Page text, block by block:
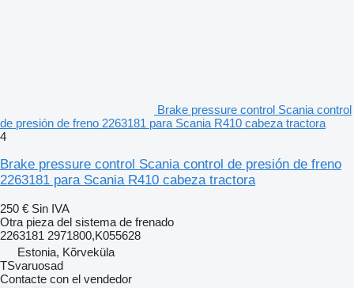
Brake pressure control Scania control
de presión de freno 2263181 para Scania R410 cabeza tractora
4
Brake pressure control Scania control de presión de freno
2263181 para Scania R410 cabeza tractora
250 € Sin IVA
Otra pieza del sistema de frenado
2263181 2971800,K055628
Estonia, Kõrveküla
TSvaruosad
Contacte con el vendedor